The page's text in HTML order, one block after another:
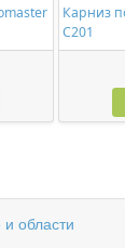
Карниз
C201
области